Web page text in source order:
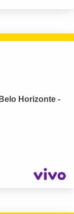
Horizonte -